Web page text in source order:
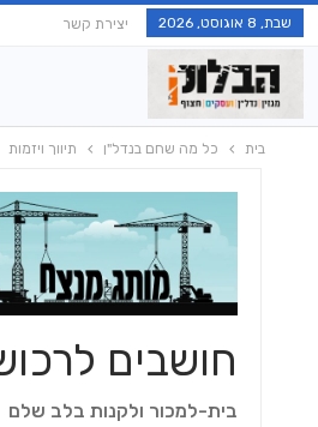
שבת, 8 אוגוסט, 2026 יצירת קשר
בית כל מה שחם בנדל"ן תיווך ויזמות
חושבים
בית-למכור ולקנות בלב שלם